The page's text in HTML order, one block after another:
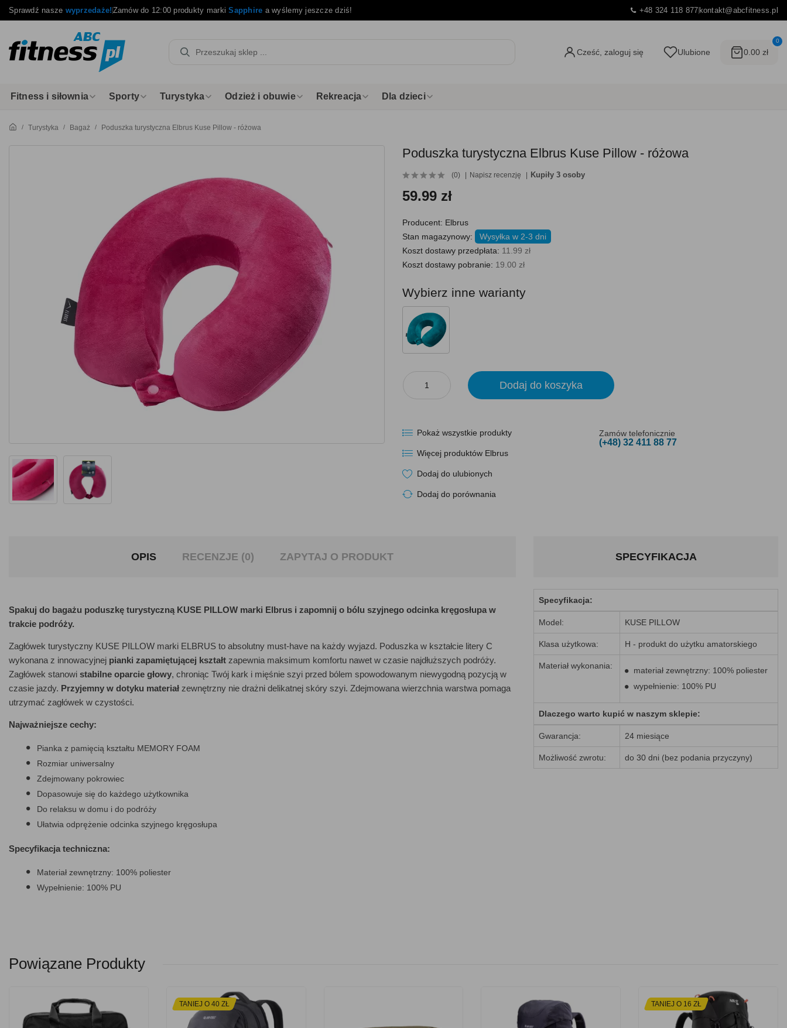
Sprawdź nasze wyprzedaże!Zamów do 12:00 produkty markiSapphire a wyślemy jeszcze dziś! +48 324 118 877kontakt@abcfitness.pl
Cześć, zaloguj się Ulubione
0
0.00 zł
Fitness i siłownia Sporty Turystyka Odzież i obuwie Rekreacja Dla dzieci
Turystyka Bagaż Poduszka turystyczna Elbrus Kuse Pillow - różowa
Poduszka turystyczna Elbrus Kuse Pillow - różowa
(0) Napisz recenzję Kupiły 3 osoby
59.99 zł
Producent: Elbrus
Stan magazynowy:
Wysyłka w 2-3 dni
Koszt dostawy przedpłata: 11.99 zł
Koszt dostawy pobranie: 19.00 zł
Wybierz inne warianty
Dodaj do koszyka
Pokaż wszystkie produkty
Więcej produktów Elbrus
Dodaj do ulubionych
Dodaj do porównania
Zamów telefonicznie
(+48) 32 411 88 77
OPIS RECENZJE (0) ZAPYTAJ O PRODUKT
Spakuj do bagażu poduszkę turystyczną KUSE PILLOW marki Elbrus i zapomnij o bólu szyjnego odcinka kręgosłupa w
trakcie podróży.
Zagłówek turystyczny KUSE PILLOW marki ELBRUS to absolutny must-have na każdy wyjazd. Poduszka w kształcie litery C
wykonana z innowacyjnej pianki zapamiętującej kształt zapewnia maksimum komfortu nawet w czasie najdłuższych podróży.
Zagłówek stanowi stabilne oparcie głowy, chroniąc Twój kark i mięśnie szyi przed bólem spowodowanym niewygodną pozycją w
czasie jazdy. Przyjemny w dotyku materiał zewnętrzny nie drażni delikatnej skóry szyi. Zdejmowana wierzchnia warstwa pomaga
utrzymać zagłówek w czystości.
Najważniejsze cechy:
Pianka z pamięcią kształtu MEMORY FOAM
Rozmiar uniwersalny
Zdejmowany pokrowiec
Dopasowuje się do każdego użytkownika
Do relaksu w domu i do podróży
Ułatwia odprężenie odcinka szyjnego kręgosłupa
Specyfikacja techniczna:
Materiał zewnętrzny: 100% poliester
Wypełnienie: 100% PU
SPECYFIKACJA
Specyfikacja:
Model: KUSE PILLOW
Klasa użytkowa: H - produkt do użytku amatorskiego
Materiał wykonania:
materiał zewnętrzny: 100% poliester
wypełnienie: 100% PU
Dlaczego warto kupić w naszym sklepie:
Gwarancja: 24 miesiące
Możliwość zwrotu: do 30 dni (bez podania przyczyny)
Powiązane Produkty
TANIEJ O 40 ZŁ TANIEJ O 16 ZŁ